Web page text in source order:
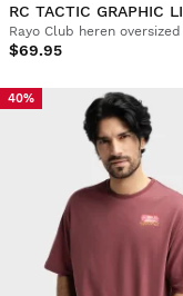
$69.95
40%